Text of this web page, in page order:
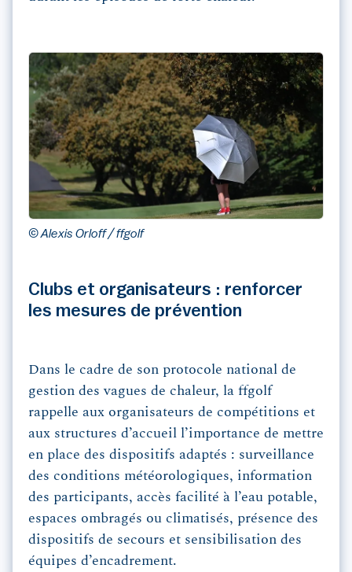
© Alexis Orloff / ffgolf
Clubs et organisateurs : renforcer
les mesures de prévention
Dans le cadre de son protocole national de
gestion des vagues de chaleur, la ffgolf
rappelle aux organisateurs de compétitions et
aux structures d’accueil l’importance de mettre
en place des dispositifs adaptés : surveillance
des conditions météorologiques, information
des participants, accès facilité à l’eau potable,
espaces ombragés ou climatisés, présence des
dispositifs de secours et sensibilisation des
équipes d’encadrement.